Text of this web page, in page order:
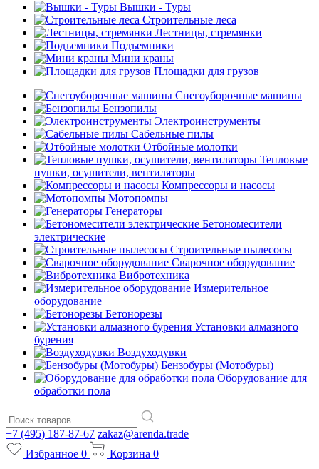
Вышки - Туры
Строительные леса
Лестницы, стремянки
Подъемники
Мини краны
Площадки для грузов
Снегоуборочные машины
Бензопилы
Электроинструменты
Сабельные пилы
Отбойные молотки
Тепловые
пушки, осушители, вентиляторы
Компрессоры и насосы
Мотопомпы
Генераторы
Бетономесители
электрические
Строительные пылесосы
Сварочное оборудование
Вибротехника
Измерительное
оборудование
Бетонорезы
Установки алмазного
бурения
Воздуходувки
Бензобуры (Мотобуры)
Оборудование для
обработки пола
+7 (495) 187-87-67 zakaz@arenda.trade
Избранное 0 Корзина 0